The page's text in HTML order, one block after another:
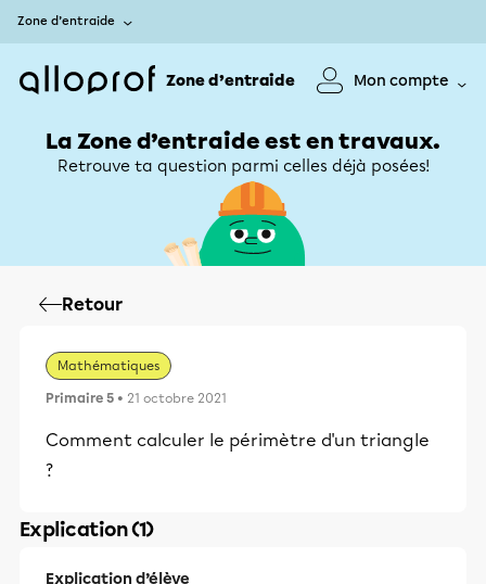
Zone d’entraide
Zone d’entraide Mon compte
La Zone d’entraide est en travaux.
Retrouve ta question parmi celles déjà posées!
Retour
Mathématiques
Primaire 5 • 21 octobre 2021
Comment calculer le périmètre d'un triangle
?
Explication (1)
Explication d’élève